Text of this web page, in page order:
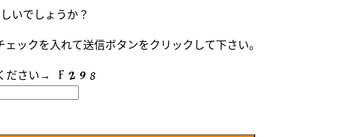
いでしょうか？
ックを入れて送信ボタンをクリックして下さい。
ださい→